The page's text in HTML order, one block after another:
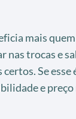
mais
nas trocas e
Se esse
e preço